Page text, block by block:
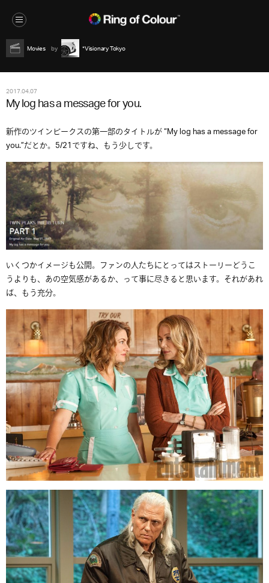
Movies *Visionary Tokyo
2017.04.07
My log has a message for you.
新作のツインピークスの第一部のタイトルが “My log has a message for
you.”だとか。5/21ですね、もう少しです。
いくつかイメージも公開。ファンの人たちにとってはストーリーどうこ
うよりも、あの空気感があるか、って事に尽きると思います。それがあれ
ば、もう充分。